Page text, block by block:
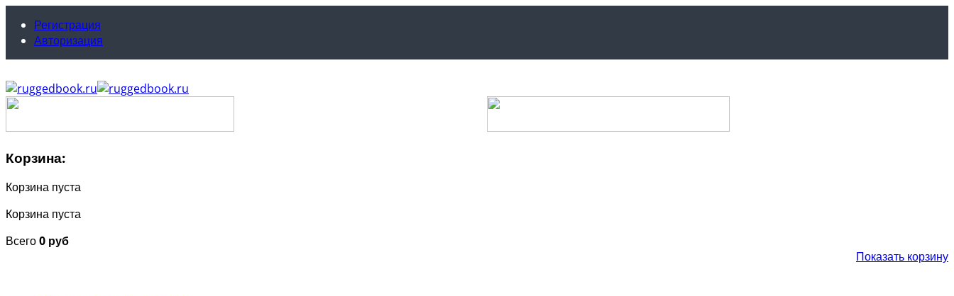
Регистрация
Авторизация
Корзина:
Корзина пуста
Корзина пуста
Всего0 руб
Показать корзину